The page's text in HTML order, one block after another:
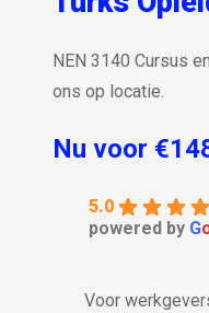
NEN 3140 Cursus
ons op locatie.
Nu voor
5.0
powered by G
Voor